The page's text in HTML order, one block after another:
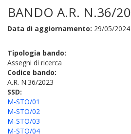
BANDO A.R. N.36/
Data di aggiornamento: 29/05/
Tipologia bando:
Assegni di ricerca
Codice bando:
A.R. N.36/2023
SSD:
M-STO/01
M-STO/02
M-STO/03
M-STO/04